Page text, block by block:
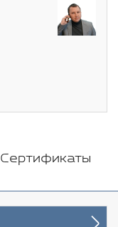
Сертификаты